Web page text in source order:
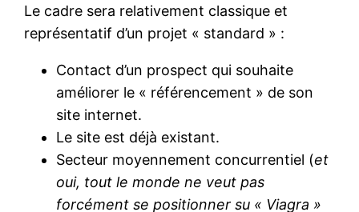
Le cadre sera relativement classique et
représentatif d’un projet « standard » :
Contact d’un prospect qui souhaite
améliorer le « référencement » de son
site internet.
Le site est déjà existant.
Secteur moyennement concurrentiel (et
oui, tout le monde ne veut pas
forcément se positionner su « Viagra »